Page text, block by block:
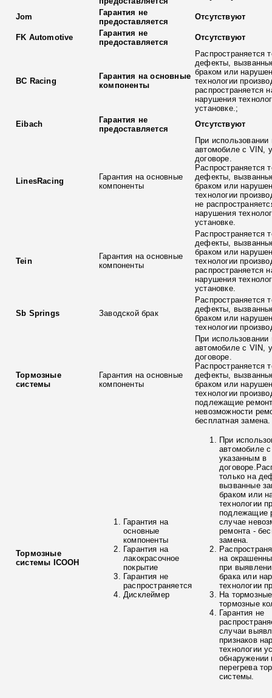
Jom
Гарантия не
предоставляется
Отсутствуют
FK Automotive
Гарантия не
предоставляется
Отсутствуют
BC Racing
Гарантия на основные
компоненты
Распространяется
дефекты,
браком или
технологии
распространяется
нарушения
установке.;
Eibach
Гарантия не
предоставляется
Отсутствуют
LinesRacing
Гарантия на основные
компоненты
При использовании
автомобиле с VIN,
договоре.
Распространяется
дефекты,
браком или
технологии
не
нарушения
установке.
Tein
Гарантия на основные
компоненты
Распространяется
дефекты,
браком или
технологии
распространяется
нарушения
установке.
Sb Springs Заводской брак
Распространяется
дефекты,
браком или
технологии
Тормозные
системы
Гарантия на основные
компоненты
При использовании
автомобиле с VIN,
договоре.
Распространяется
дефекты,
браком или
технологии
подлежащие
невозможности
бесплатная замена.
Тормозные
системы ICOOH
Гарантия на
основные
компоненты
Гарантия на
лакокрасочное
покрытие
Гарантия не
распространяется
Дисклеймер
При
автомобиле
указанным в
только на
вызванные
браком или
технологии
подлежащие
случае
ремонта -
замена.
на
при
брака или
технологии
На
тормозные
Гарантия не
случаи
признаков
технологии
обнаружении
перегрева
системы.